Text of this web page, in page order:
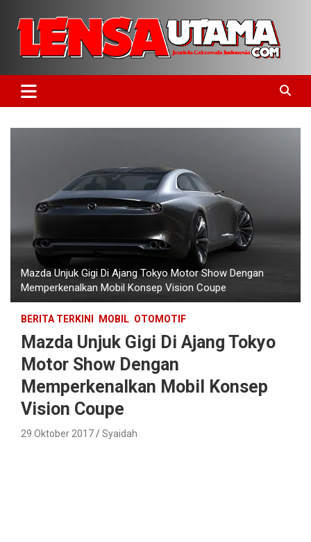
LensaUtama
Mazda Unjuk Gigi Di Ajang Tokyo Motor Show Dengan
Memperkenalkan Mobil Konsep Vision Coupe
BERITA TERKINI MOBIL OTOMOTIF
Mazda Unjuk Gigi Di Ajang Tokyo
Motor Show Dengan
Memperkenalkan Mobil Konsep
Vision Coupe
29 Oktober 2017 Syaidah